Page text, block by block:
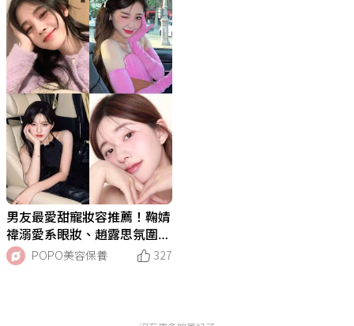
男友最愛甜寵妝容推薦！鞠婧
禕溺愛系眼妝、趙露思氛圍感
腮紅、虞書欣千金名媛妝，約
會這樣畫、男友秒抱緊！
POPO美容保養 327